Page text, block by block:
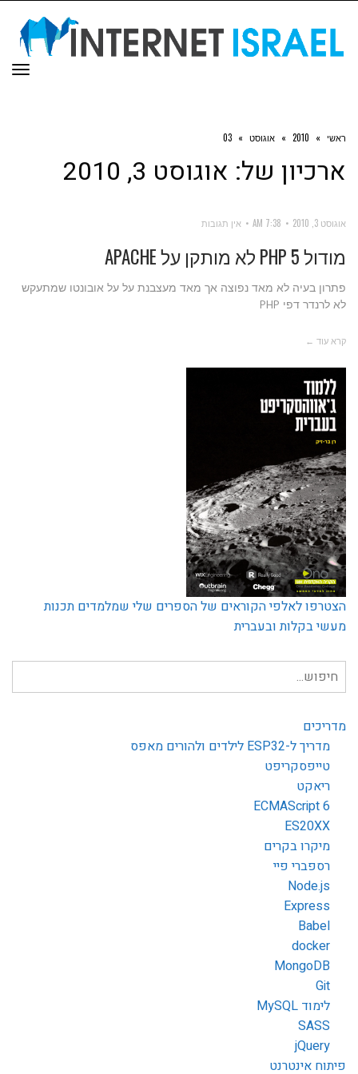
ראשי »
2010
» אוגוסט »
03
ארכיון של: אוגוסט 3, 2010
אוגוסט 3, 2010 7:38 AM אין תגובות
מודול PHP 5 לא מותקן על APACHE
פתרון בעיה לא מאד נפוצה אך מאד מעצבנת על על אובונטו שמתעקש
לא לרנדר דפי PHP
קרא עוד ←
הצטרפו לאלפי הקוראים של הספרים שלי שמלמדים תכנות
מעשי בקלות ובעברית
חיפוש
עבור:
מדריכים
מדריך ל-ESP32 לילדים ולהורים מאפס
טייפסקריפט
ריאקט
ECMAScript 6
ES20XX
מיקרו בקרים
רספברי פיי
Node.js
Express
Babel
docker
MongoDB
Git
לימוד MySQL
SASS
jQuery
פיתוח אינטרנט